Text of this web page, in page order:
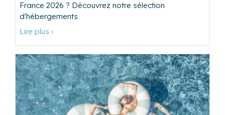
France 2026 ? Découvrez notre sélection
d'hébergements
Lire plus ›